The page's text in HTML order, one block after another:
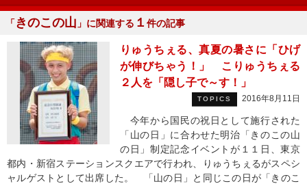
「きのこの山 」に関連する １ 件の記事
りゅうちぇる、真夏の暑さに「ひげ
が伸びちゃう！」 こりゅうちぇる
２人を「隠し子で～す！」
TOPICS 2016年8月11日
今年から国民の祝日として施行された
「山の日」に合わせた明治「きのこの山
の日」制定記念イベントが１１日、東京
都内・新宿ステーションスクエアで行われ、りゅうちぇるがスペシ
ャルゲストとして出席した。 「山の日」と同じこの日が「きのこ